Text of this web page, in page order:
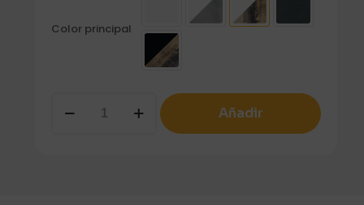
Color principal
MUEBLE
Añadir